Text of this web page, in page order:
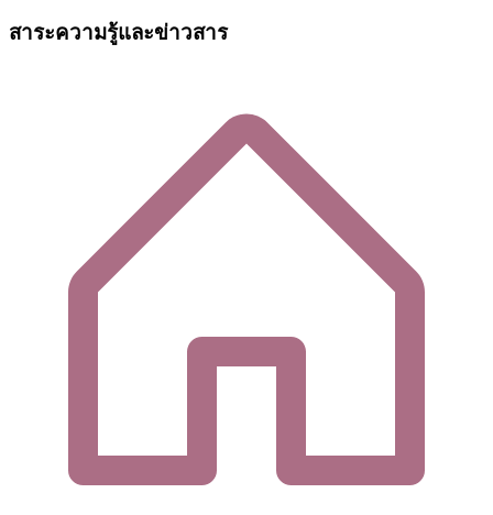
สาระความรู้และข่าวสาร